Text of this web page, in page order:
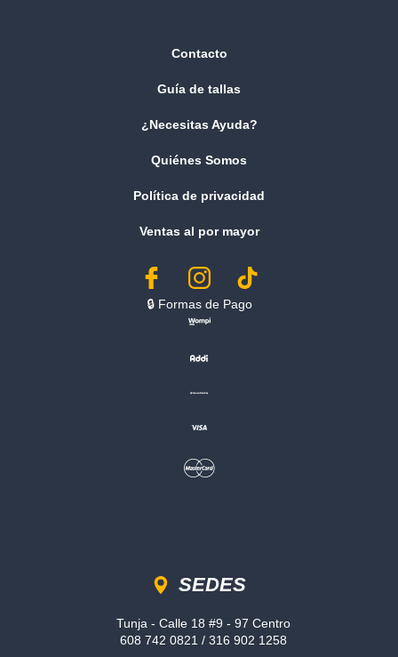
Contacto
Guía de tallas
¿Necesitas Ayuda?
Quiénes Somos
Política de privacidad
Ventas al por mayor
🔒︎ Formas de Pago
SEDES
Tunja - Calle 18 #9 - 97 Centro
608 742 0821 / 316 902 1258